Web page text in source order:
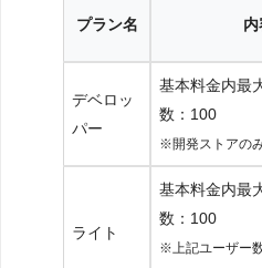
プラン名
デベロッ
パー
基本料金内最
数：100
※開発ストアの
ライト
基本料金内最
数：100
※上記ユーザー